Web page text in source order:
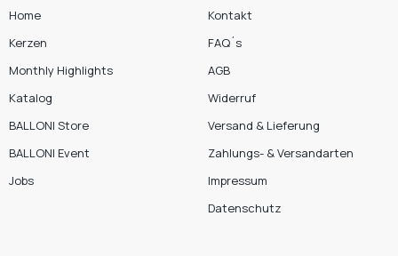
Home
Kerzen
Monthly Highlights
Katalog
BALLONI Store
BALLONI Event
Jobs
Kontakt
FAQ´s
AGB
Widerruf
Versand & Lieferung
Zahlungs- & Versandarten
Impressum
Datenschutz